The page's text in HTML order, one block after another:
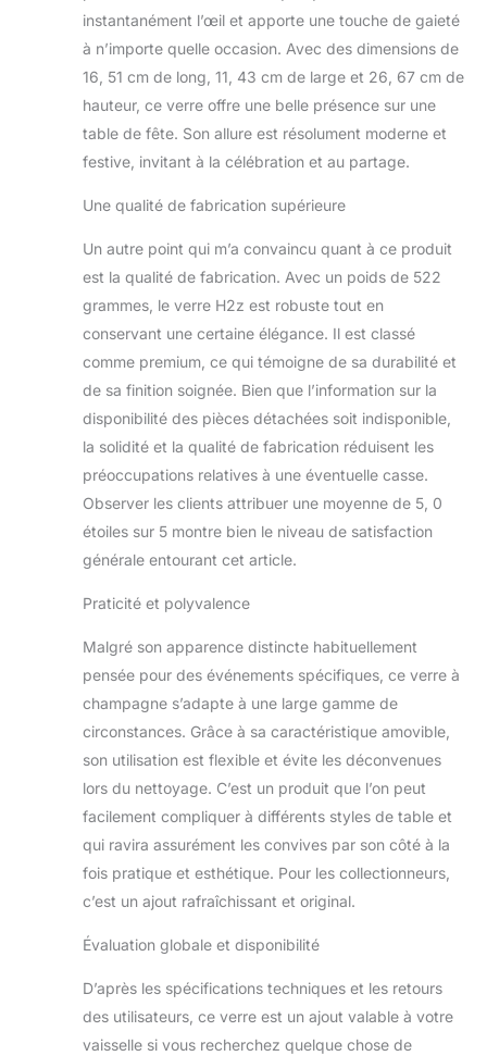
instantanément l’œil et apporte une touche de gaieté
à n’importe quelle occasion. Avec des dimensions de
16, 51 cm de long, 11, 43 cm de large et 26, 67 cm de
hauteur, ce verre offre une belle présence sur une
table de fête. Son allure est résolument moderne et
festive, invitant à la célébration et au partage.
Une qualité de fabrication supérieure
Un autre point qui m’a convaincu quant à ce produit
est la qualité de fabrication. Avec un poids de 522
grammes, le verre H2z est robuste tout en
conservant une certaine élégance. Il est classé
comme premium, ce qui témoigne de sa durabilité et
de sa finition soignée. Bien que l’information sur la
disponibilité des pièces détachées soit indisponible,
la solidité et la qualité de fabrication réduisent les
préoccupations relatives à une éventuelle casse.
Observer les clients attribuer une moyenne de 5, 0
étoiles sur 5 montre bien le niveau de satisfaction
générale entourant cet article.
Praticité et polyvalence
Malgré son apparence distincte habituellement
pensée pour des événements spécifiques, ce verre à
champagne s’adapte à une large gamme de
circonstances. Grâce à sa caractéristique amovible,
son utilisation est flexible et évite les déconvenues
lors du nettoyage. C’est un produit que l’on peut
facilement compliquer à différents styles de table et
qui ravira assurément les convives par son côté à la
fois pratique et esthétique. Pour les collectionneurs,
c’est un ajout rafraîchissant et original.
Évaluation globale et disponibilité
D’après les spécifications techniques et les retours
des utilisateurs, ce verre est un ajout valable à votre
vaisselle si vous recherchez quelque chose de